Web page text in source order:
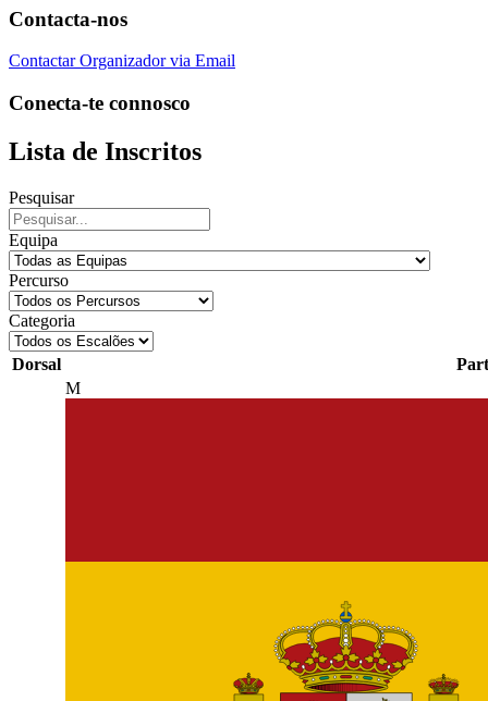
Contacta-nos
Contactar Organizador via Email
Conecta-te connosco
Lista de Inscritos
Pesquisar
Equipa
Percurso
Categoria
Dorsal
M